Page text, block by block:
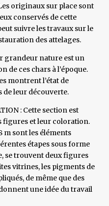
originaux sur place sont
conservés de cette
suivre les travaux sur le
des attelages.
grandeur nature est un
de ces chars à l’époque.
montrent l’état de
de leur découverte.
: Cette section est
figures et leur coloration.
m sont les éléments
étapes sous forme
se trouvent deux figures
vitrines, les pigments de
de même que des
une idée du travail